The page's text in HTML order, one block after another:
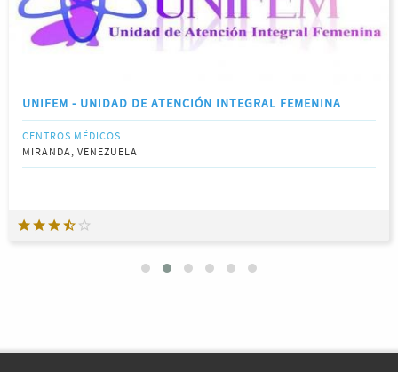
UNIFEM - UNIDAD DE ATENCIÓN INTEGRAL FEMENINA
CENTROS MÉDICOS
MIRANDA, VENEZUELA